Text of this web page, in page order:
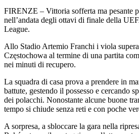
FIRENZE – Vittoria sofferta ma pesante
nell’andata degli ottavi di finale della
League.
Allo Stadio Artemio Franchi i viola
Częstochowa al termine di una partita
nei minuti di recupero.
La squadra di casa prova a prendere in
battute, gestendo il possesso e cercando
dei polacchi. Nonostante alcune buone
tempo si chiude senza reti e con poche
A sorpresa, a sbloccare la gara nella